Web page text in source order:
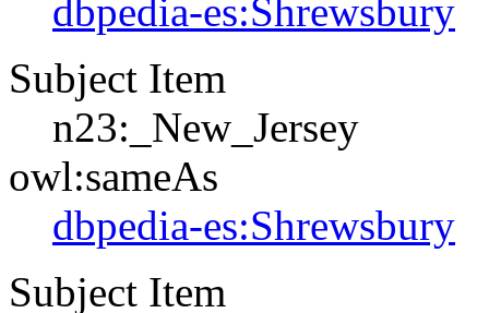
dbpedia-es:Shrewsbury
Subject Item
n23:_New_Jersey
owl:sameAs
dbpedia-es:Shrewsbury
Subject Item